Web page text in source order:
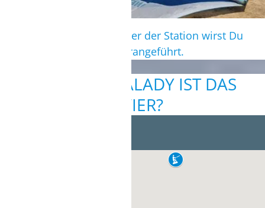
Durch sehr erfahrene Lehrer der Station wirst Du
an diese neue Sportart herangeführt.
WO IN KAPPALADY IST DAS
REVIER?